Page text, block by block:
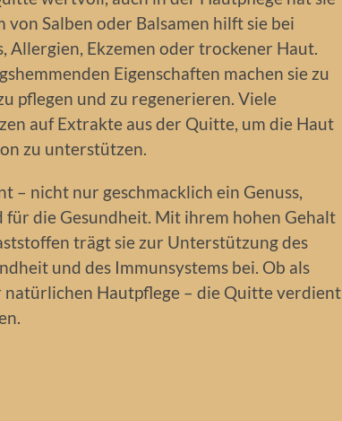
Salben oder Balsamen hilft sie bei
Ekzemen oder trockener Haut.
Eigenschaften machen sie zu
pflegen und zu regenerieren. Viele
auf Extrakte aus der Quitte, um die Haut
zu unterstützen.
– nicht nur geschmacklich ein Genuss,
für die Gesundheit. Mit ihrem hohen Gehalt
trägt sie zur Unterstützung des
und des Immunsystems bei. Ob als
Hautpflege – die Quitte verdient